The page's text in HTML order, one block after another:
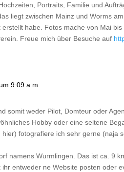
Portraits, Familie und
liegt zwischen Mainz und Worms
habe. Fotos mache von Mai
Freue mich über Besuche auf
9:09 a.m.
somit weder Pilot, Domteur oder
Hobby oder eine seltene
fotografiere ich sehr gerne (naja
namens Wurmlingen. Das ist ca. 9
entweder ne Website posten oder